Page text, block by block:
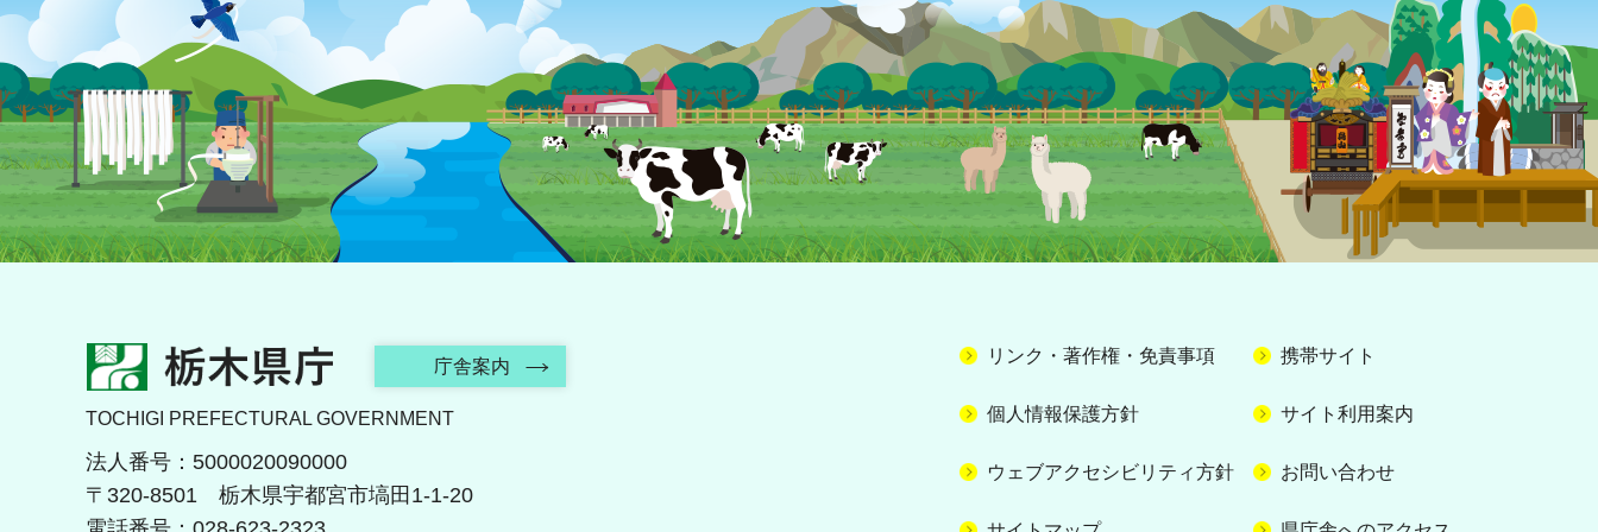
栃木県庁 庁舎案内
TOCHIGI PREFECTURAL GOVERNMENT
法人番号：5000020090000
〒320-8501 栃木県宇都宮市塙田1-1-20
リンク・著作権・免責事項 携帯サイト
個人情報保護方針 サイト利用案内
ウェブアクセシビリティ方針 お問い合わせ